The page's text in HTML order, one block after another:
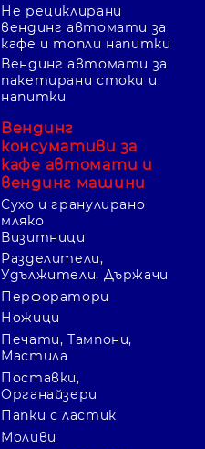
Не рециклирани
вендинг автомати за
кафе и топли напитки
Вендинг автомати за
пакетирани стоки и
напитки
Вендинг
консумативи за
кафе автомати и
вендинг машини
Сухо и гранулирано
мляко
Визитници
Разделители,
Удължители, Държачи
Перфоратори
Ножици
Печати, Тампони,
Мастила
Поставки,
Органайзери
Папки с ластик
Моливи